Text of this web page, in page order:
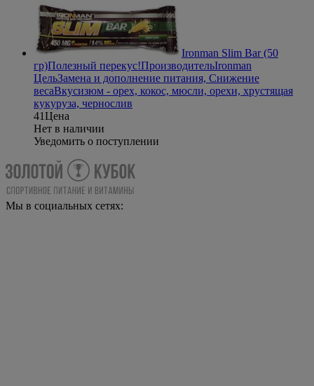
Ironman Slim Bar (50
гр)Полезный перекус!ПроизводительIronman
ЦельЗамена и дополнение питания, Снижение
весаВкусизюм - орех, кокос, мюсли, орехи, хрустящая
кукуруза, чернослив
41Цена
Нет в наличии
Уведомить о поступлении
Мы в социальных сетях: